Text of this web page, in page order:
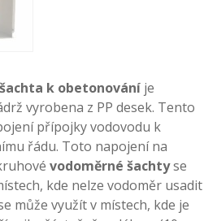
k obetonování je
vyrobena z PP desek. Tento
přípojky vodovodu k
řádu. Toto napojení na
vodoměrné šachtyse
kde nelze vodoměr usadit
může využít v místech, kde je